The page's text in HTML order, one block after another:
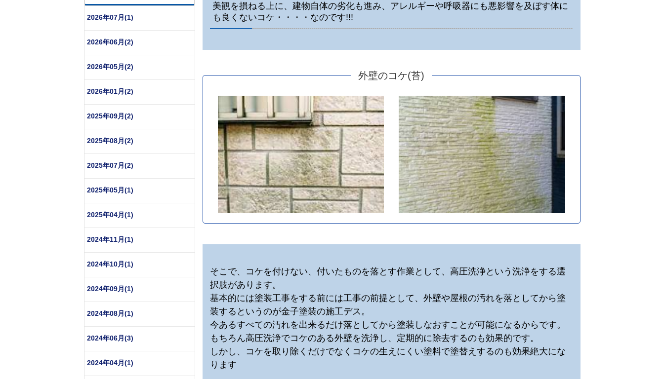
美観を損ねる上に、建物自体の劣化も進み、アレルギーや呼吸器にも悪影響を及ぼす体に
も良くないコケ・・・・なのです!!!
外壁のコケ(苔)
そこで、コケを付けない、付いたものを落とす作業として、高圧洗浄という洗浄をする選
択肢があります。
基本的には塗装工事をする前には工事の前提として、外壁や屋根の汚れを落としてから塗
装するというのが金子塗装の施工デス。
今あるすべての汚れを出来るだけ落としてから塗装しなおすことが可能になるからです。
もちろん高圧洗浄でコケのある外壁を洗浄し、定期的に除去するのも効果的です。
しかし、コケを取り除くだけでなくコケの生えにくい塗料で塗替えするのも効果絶大にな
ります
2026年07月(1)
2026年06月(2)
2026年05月(2)
2026年01月(2)
2025年09月(2)
2025年08月(2)
2025年07月(2)
2025年05月(1)
2025年04月(1)
2024年11月(1)
2024年10月(1)
2024年09月(1)
2024年08月(1)
2024年06月(3)
2024年04月(1)